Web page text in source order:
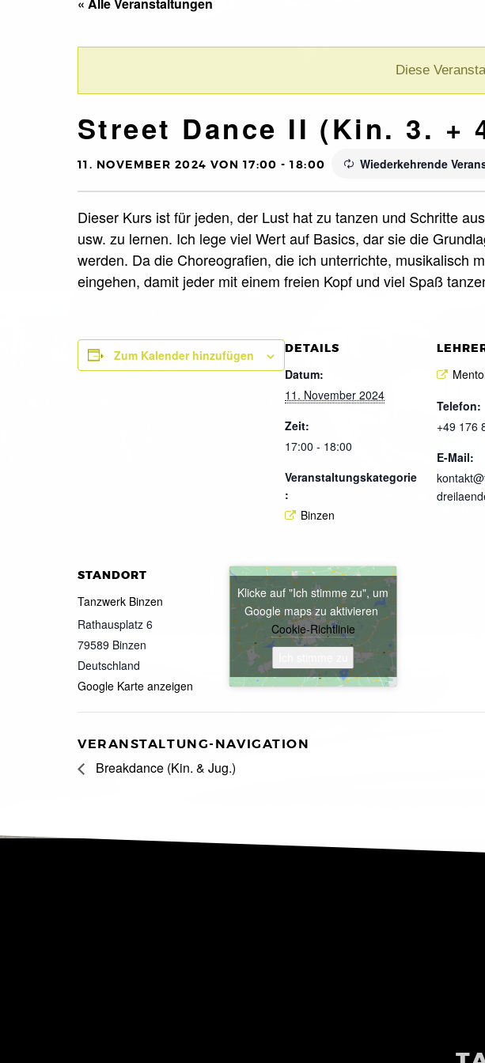
Diese
Street Dance II (Kin. 3. +
11. NOVEMBER 2024 VON 17:00 -18:00 Wiederkehrende
Dieser Kurs ist für jeden, der Lust hat zu tanzen und Schritte
usw. zu lernen. Ich lege viel Wert auf Basics, dar sie die
werden. Da die Choreografien, die ich unterrichte, musikalisch
eingehen, damit jeder mit einem freien Kopf und viel Spaß
Zum Kalender hinzufügen DETAILS
Datum:
11. November 2024
Zeit:
17:00 - 18:00
Veranstaltungskategorie
:
Binzen
Telefon:
+49 176
E-Mail:
STANDORT
Tanzwerk Binzen
Rathausplatz 6
79589 Binzen
Deutschland
Google Karte anzeigen
Klicke auf "Ich stimme zu", um
Google maps zu aktivieren
Cookie-Richtlinie
VERANSTALTUNG-NAVIGATION
Breakdance (Kin. & Jug.)